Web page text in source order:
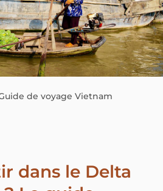
de voyage Vietnam
dans le Delta